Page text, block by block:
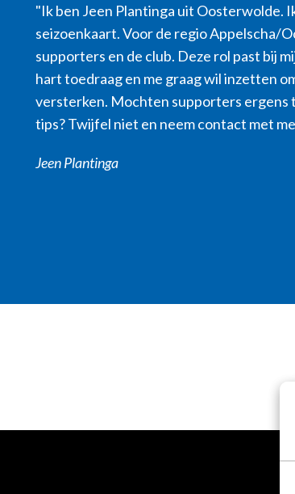
"Ik ben Jeen Plantinga uit Oosterwolde.
seizoenkaart. Voor de regio Appelscha/
supporters en de club. Deze rol past bij
hart toedraag en me graag wil inzetten
versterken. Mochten supporters ergens
tips? Twijfel niet en neem contact met
Jeen Plantinga